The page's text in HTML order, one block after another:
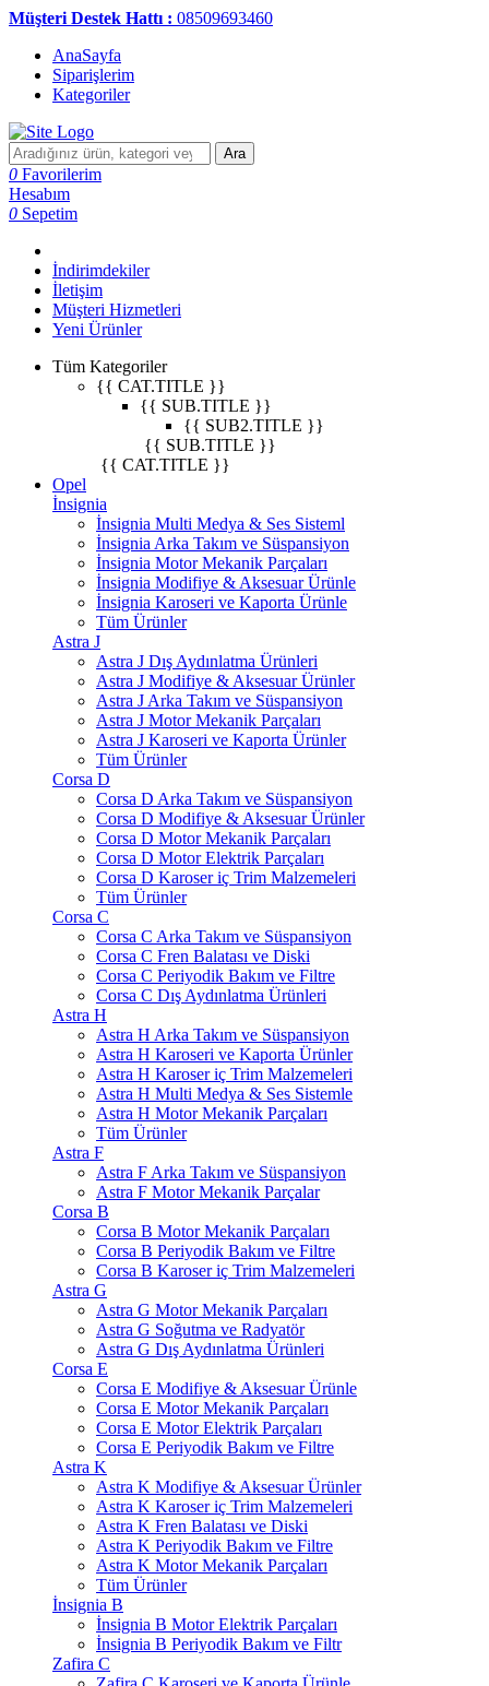
Müşteri Destek Hattı : 08509693460
AnaSayfa
Siparişlerim
Kategoriler
Ara
0 Favorilerim
Hesabım
0 Sepetim
İndirimdekiler
İletişim
Müşteri Hizmetleri
Yeni Ürünler
Tüm Kategoriler
{{ CAT.TITLE }}
{{ SUB.TITLE }}
{{ SUB2.TITLE }}
{{ SUB.TITLE }}
{{ CAT.TITLE }}
Opel
İnsignia
İnsignia Multi Medya & Ses Sisteml
İnsignia Arka Takım ve Süspansiyon
İnsignia Motor Mekanik Parçaları
İnsignia Modifiye & Aksesuar Ürünle
İnsignia Karoseri ve Kaporta Ürünle
Tüm Ürünler
Astra J
Astra J Dış Aydınlatma Ürünleri
Astra J Modifiye & Aksesuar Ürünler
Astra J Arka Takım ve Süspansiyon
Astra J Motor Mekanik Parçaları
Astra J Karoseri ve Kaporta Ürünler
Tüm Ürünler
Corsa D
Corsa D Arka Takım ve Süspansiyon
Corsa D Modifiye & Aksesuar Ürünler
Corsa D Motor Mekanik Parçaları
Corsa D Motor Elektrik Parçaları
Corsa D Karoser iç Trim Malzemeleri
Tüm Ürünler
Corsa C
Corsa C Arka Takım ve Süspansiyon
Corsa C Fren Balatası ve Diski
Corsa C Periyodik Bakım ve Filtre
Corsa C Dış Aydınlatma Ürünleri
Astra H
Astra H Arka Takım ve Süspansiyon
Astra H Karoseri ve Kaporta Ürünler
Astra H Karoser iç Trim Malzemeleri
Astra H Multi Medya & Ses Sistemle
Astra H Motor Mekanik Parçaları
Tüm Ürünler
Astra F
Astra F Arka Takım ve Süspansiyon
Astra F Motor Mekanik Parçalar
Corsa B
Corsa B Motor Mekanik Parçaları
Corsa B Periyodik Bakım ve Filtre
Corsa B Karoser iç Trim Malzemeleri
Astra G
Astra G Motor Mekanik Parçaları
Astra G Soğutma ve Radyatör
Astra G Dış Aydınlatma Ürünleri
Corsa E
Corsa E Modifiye & Aksesuar Ürünle
Corsa E Motor Mekanik Parçaları
Corsa E Motor Elektrik Parçaları
Corsa E Periyodik Bakım ve Filtre
Astra K
Astra K Modifiye & Aksesuar Ürünler
Astra K Karoser iç Trim Malzemeleri
Astra K Fren Balatası ve Diski
Astra K Periyodik Bakım ve Filtre
Astra K Motor Mekanik Parçaları
Tüm Ürünler
İnsignia B
İnsignia B Motor Elektrik Parçaları
İnsignia B Periyodik Bakım ve Filtr
Zafira C